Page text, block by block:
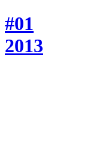
#01
2013